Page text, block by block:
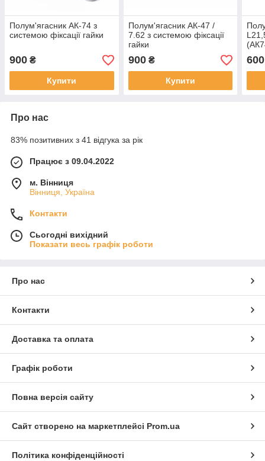
Полум'ягасник АК-74 з
системою фіксації гайки
900 ₴
Купити
Полум'ягасник АК-47 /
7.62 з системою фіксації
гайки
900₴
Купити
600
Про нас
83% позитивних з 41 відгука за рік
Працює з 09.04.2022
м. Вінниця
Вінниця, Україна
Контакти
Сьогодні вихідний
Показати весь графік роботи
Про нас
Контакти
Доставка та оплата
Графік роботи
Повна версія сайту
Сайт створено на маркетплейсі Prom.ua
Політика конфіденційності